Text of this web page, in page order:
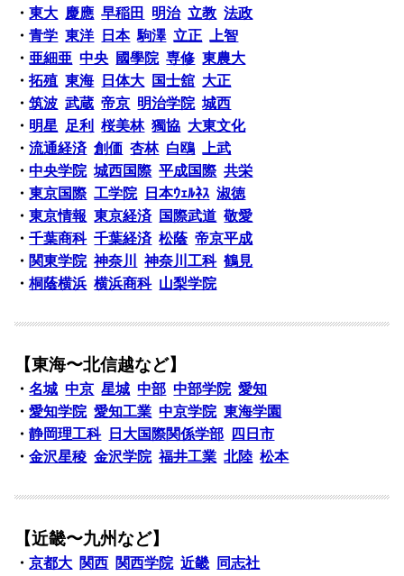
・東大 慶應 早稲田 明治 立教 法政
・青学 東洋 日本 駒澤 立正
上智
・ 亜細亜 中央 國學院 専修 東農大
・拓殖 東海 日体大 国士舘 大正
・筑波 武蔵 帝京 明治学院 城西
・ 明星 足利 桜美林 獨協 大東文化
・流通経済 創価 杏林 白鴎
上武
・中央学院 城西国際 平成国際 共栄
・東京国際 工学院 日本ｳｪﾙﾈｽ 淑徳
・東京情報 東京経済 国際武道 敬愛
・千葉商科 千葉経済 松蔭 帝京平成
・ 関東学院 神奈川 神奈川工科 鶴見
・桐蔭横浜 横浜商科 山梨学院
【東海〜北信越など】
・名城 中京 星城 中部 中部学院 愛知
・愛知学院 愛知工業 中京学院 東海学園
・静岡理工科 日大国際関係学部
四日市
・金沢星稜 金沢学院 福井工業 北陸 松本
【近畿〜九州など】
・京都大 関西 関西学院 近畿
同志社